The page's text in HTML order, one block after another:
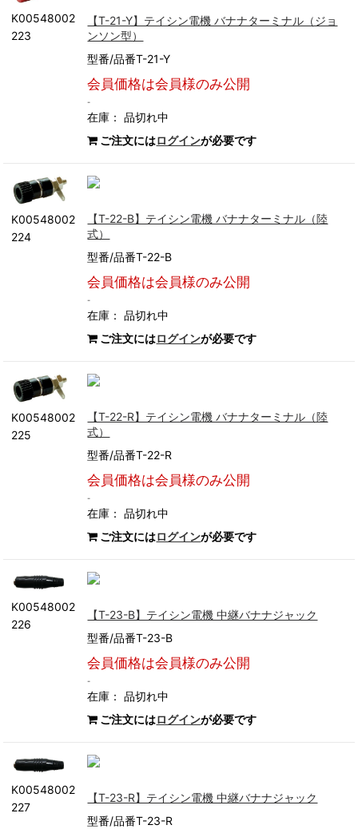
K00548002
223
【T-21-Y】テイシン電機 バナナターミナル（ジョ
ンソン型）
型番/品番T-21-Y
会員価格は会員様のみ公開
-
在庫：品切れ中
ご注文にはログインが必要です
K00548002
224
【T-22-B】テイシン電機 バナナターミナル（陸
式）
型番/品番T-22-B
会員価格は会員様のみ公開
-
在庫：品切れ中
ご注文にはログインが必要です
K00548002
225
【T-22-R】テイシン電機 バナナターミナル（陸
式）
型番/品番T-22-R
会員価格は会員様のみ公開
-
在庫：品切れ中
ご注文にはログインが必要です
K00548002
226
【T-23-B】テイシン電機 中継バナナジャック
型番/品番T-23-B
会員価格は会員様のみ公開
-
在庫：品切れ中
ご注文にはログインが必要です
K00548002
227
【T-23-R】テイシン電機 中継バナナジャック
型番/品番T-23-R